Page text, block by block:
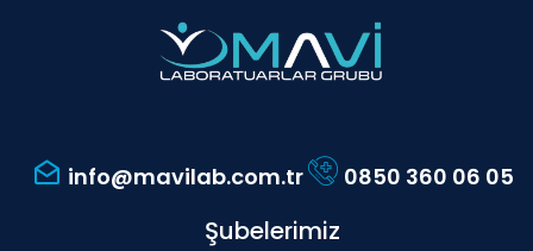
info@mavilab.com.tr 0850 360 06 05
Şubelerimiz